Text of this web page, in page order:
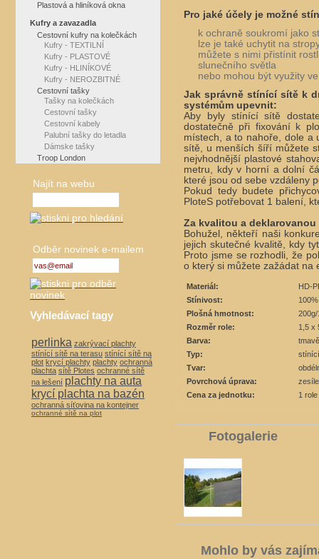
Pro jaké účely je možné
k ochraně soukromí jako
lze je také uchytit na
můžete s nimi přistínit
slunečního světla
nebo mohou být využity
Jak správně stínící sítě k
systémům upevnit:
Aby byly stínící sítě
dostatečně při fixování k
místech, a to nahoře, dole a
sítě, u menších šíří můžete
nejvhodnější plastové
metru, kdy v horní a dolní
které jsou od sebe vzdáleny
Pokud tedy budete
PloteS potřebovat 1 balení,
Za kvalitou a
Bohužel, někteří naši
jejich skutečné kvalitě, kdy
Proto jsme se rozhodli, že
o který si můžete zažádat na
Materiál:
HD-
Stínivost:
Plošná hmotnost:
200g/
Rozměr role:
1,5 x
Barva:
Typ:
Tvar:
Povrchová úprava:
Cena za jednotku:
1 role
Fotogalerie
Mohlo by vás
Plastová a hliníková okna
Kufry a zavazadla
Cestovní kufry na kolečkách
Kufry - TEXTILNÍ
Kufry - PLASTOVÉ
Kufry - HLINÍKOVÉ
Kufry - NEROZBITNÉ
Cestovní tašky
Tašky na kolečkách
Cestovní tašky
Cestovní kabely
Palubní tašky do letadla
Dámske tašky
Troop London
Najít na webu
Odběr novinek e-mailem
Vyhledávací tagy
perlinka zakrývací plachty
stínící sítě na terasu stínící sítě na
plot krycí plachty plachty ochranná
plachta sítě Plotes ochranné sítě
na lešení plachty na auta
krycí plachta na bazén
ochranná síťovina na kontejner
ochranné sítě na plot